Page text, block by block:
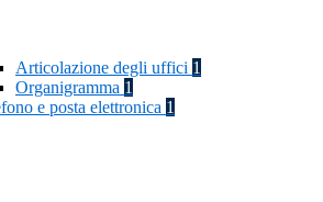
Articolazione degli uffici 1
Organigramma 1
e posta elettronica 1